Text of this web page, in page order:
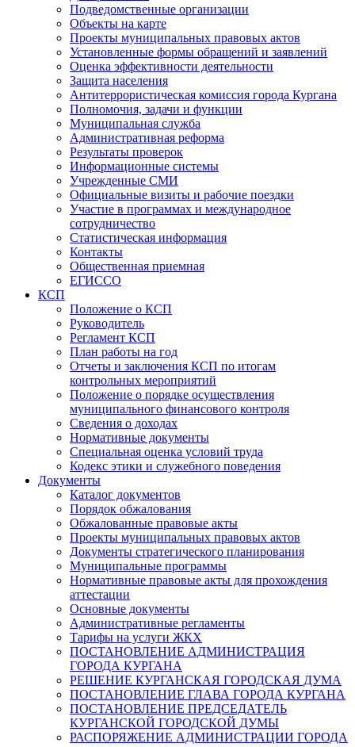
Подведомственные организации
Объекты на карте
Проекты муниципальных правовых актов
Установленные формы обращений и заявлений
Оценка эффективности деятельности
Защита населения
Антитеррористическая комиссия города Кургана
Полномочия, задачи и функции
Муниципальная служба
Административная реформа
Результаты проверок
Информационные системы
Учрежденные СМИ
Официальные визиты и рабочие поездки
Участие в программах и международное
сотрудничество
Статистическая информация
Контакты
Общественная приемная
ЕГИССО
КСП
Положение о КСП
Руководитель
Регламент КСП
План работы на год
Отчеты и заключения КСП по итогам
контрольных мероприятий
Положение о порядке осуществления
муниципального финансового контроля
Сведения о доходах
Нормативные документы
Специальная оценка условий труда
Кодекс этики и служебного поведения
Документы
Каталог документов
Порядок обжалования
Обжалованные правовые акты
Проекты муниципальных правовых актов
Документы стратегического планирования
Муниципальные программы
Нормативные правовые акты для прохождения
аттестации
Основные документы
Административные регламенты
Тарифы на услуги ЖКХ
ПОСТАНОВЛЕНИЕ АДМИНИСТРАЦИЯ
ГОРОДА КУРГАНА
РЕШЕНИЕ КУРГАНСКАЯ ГОРОДСКАЯ ДУМА
ПОСТАНОВЛЕНИЕ ГЛАВА ГОРОДА КУРГАНА
ПОСТАНОВЛЕНИЕ ПРЕДСЕДАТЕЛЬ
КУРГАНСКОЙ ГОРОДСКОЙ ДУМЫ
РАСПОРЯЖЕНИЕ АДМИНИСТРАЦИИ ГОРОДА